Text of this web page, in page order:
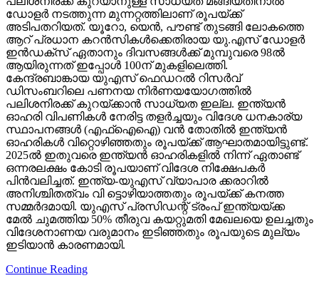
ഡോളര്‍ നടത്തുന്ന മുന്നറ്റത്തിലാണ് രൂപയ്ക്ക്
അടിപതറിയത്. യൂറോ, യെന്‍, പൗണ്ട് തുടങ്ങി ലോകത്തെ
ആറ് പ്രധാന കറന്‍സികള്‍ക്കെതിരായ യു.എസ് ഡോളര്‍
ഇന്‍ഡക്‌സ് ഏതാനും ദിവസങ്ങള്‍ക്ക് മുമ്പുവരെ 98ല്‍
ആയിരുന്നത് ഇപ്പോള്‍ 100ന് മുകളിലെത്തി.
കേന്ദ്രബാങ്കായ യുഎസ് ഫെഡറല്‍ റിസര്‍വ്
ഡിസംബറിലെ പണനയ നിര്‍ണയയോഗത്തില്‍
പലിശനിരക്ക് കുറയ്ക്കാന്‍ സാധ്യത ഇല്ല. ഇന്ത്യന്‍
ഓഹരി വിപണികള്‍ നേരിട്ട തളര്‍ച്ചയും വിദേശ ധനകാര്യ
സ്ഥാപനങ്ങള്‍ (എഫ്‌ഐഐ) വന്‍ തോതില്‍ ഇന്ത്യന്‍
ഓഹരികള്‍ വിറ്റൊഴിഞ്ഞതും രൂപയ്ക്ക് ആഘാതമായിട്ടുണ്ട്.
2025ല്‍ ഇതുവരെ ഇന്ത്യന്‍ ഓഹരികളില്‍ നിന്ന് ഏതാണ്ട്
ഒന്നരലക്ഷം കോടി രൂപയാണ് വിദേശ നിക്ഷേപകര്‍
പിന്‍വലിച്ചത്. ഇന്ത്യ-യുഎസ് വ്യാപാര ക്കരാറില്‍
അനിശ്ചിതത്വം വി ട്ടൊഴിയാത്തതും രൂപയ്ക്ക് കനത്ത
സമ്മര്‍ദമായി. യുഎസ് പ്രസിഡന്റ് ട്രംപ് ഇന്ത്യയ്ക്ക
മേല്‍ ചുമത്തിയ 50% തീരുവ കയറ്റുമതി മേഖലയെ ഉലച്ചതും
വിദേശനാണയ വരുമാനം ഇടിഞ്ഞതും രൂപയുടെ മുല്യം
ഇടിയാന്‍ കാരണമായി.
Continue Reading